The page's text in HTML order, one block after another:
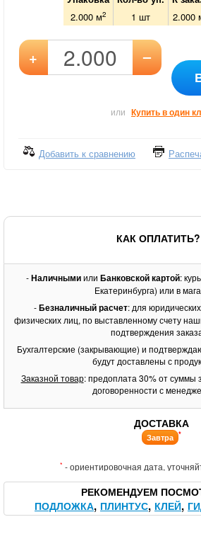
2.000 м2 1 шт 2.000
+ –
или Купить в один
Добавить к сравнению
КАК ОПЛАТИТЬ?
-Наличнымиили Банковской картой:
Екатеринбурга) или в
-Безналичный расчет: для
физических лиц, по выставленному счету
подтверждения
Бухгалтерские (закрывающие) и
будут доставлены с
Заказной товар: предоплата 30% от суммы
договоренности с
ДОСТАВКА
Завтра *
* - ориентировочная дата,
РЕКОМЕНДУЕМ
ПОДЛОЖКА ПЛИНТУС КЛЕЙ